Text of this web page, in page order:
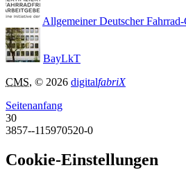
Allgemeiner Deutscher
BayLkT
CMS, © 2026 digitalfabriX
Seitenanfang
30
3857--115970520-0
Cookie-Einstellungen